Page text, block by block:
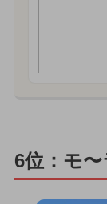
6位：モ